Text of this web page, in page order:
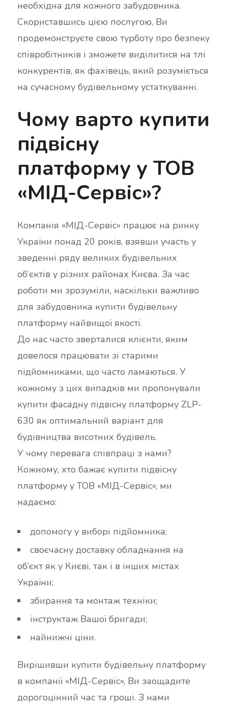
необхідна для кожного забудовника.
Скориставшись цією послугою, Ви
продемонструєте свою турботу про безпеку
співробітників і зможете виділитися на тлі
конкурентів, як фахівець, який розуміється
на сучасному будівельному устаткуванні.
Чому варто купити
підвісну
платформу у ТОВ
«МІД-Сервіс»?
Компанія «МІД-Сервіс» працює на ринку
України понад 20 років, взявши участь у
зведенні ряду великих будівельних
об’єктів у різних районах Києва. За час
роботи ми зрозуміли, наскільки важливо
для забудовника купити будівельну
платформу найвищої якості.
До нас часто зверталися клієнти, яким
довелося працювати зі старими
підйомниками, що часто ламаються. У
кожному з цих випадків ми пропонували
купити фасадну підвісну платформу ZLP-
630 як оптимальний варіант для
будівництва висотних будівель.
У чому перевага співпраці з нами?
Кожному, хто бажає купити підвісну
платформу у ТОВ «МІД-Сервіс», ми
надаємо:
допомогу у виборі підйомника;
своєчасну доставку обладнання на
об’єкт як у Києві, так і в інших містах
України;
збирання та монтаж техніки;
інструктаж Вашої бригади;
найнижчі ціни.
Вирішивши купити будівельну платформу
в компанії «МІД-Сервіс», Ви заощадите
дорогоцінний час та гроші. З нами